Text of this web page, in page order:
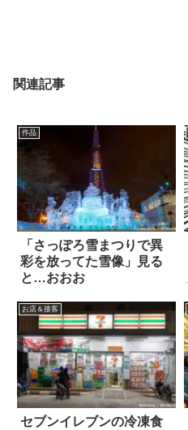
関連記事
作品
「さっぽろ雪まつりで異
彩を放ってた雪像」見る
と…おおお
お店＆接客
セブンイレブンの冷凍食